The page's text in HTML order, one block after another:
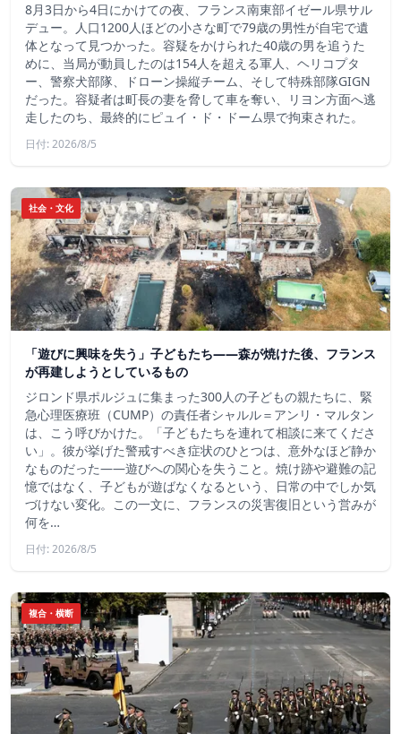
8月3日から4日にかけての夜、フランス南東部イゼール県サル
デュー。人口1200人ほどの小さな町で79歳の男性が自宅で遺
体となって見つかった。容疑をかけられた40歳の男を追うた
めに、当局が動員したのは154人を超える軍人、ヘリコプタ
ー、警察犬部隊、ドローン操縦チーム、そして特殊部隊GIGN
だった。容疑者は町長の妻を脅して車を奪い、リヨン方面へ逃
走したのち、最終的にピュイ・ド・ドーム県で拘束された。
日付: 2026/8/5
社会・文化
「遊びに興味を失う」子どもたち——森が焼けた後、フランス
が再建しようとしているもの
ジロンド県ポルジュに集まった300人の子どもの親たちに、緊
急心理医療班（CUMP）の責任者シャルル＝アンリ・マルタン
は、こう呼びかけた。「子どもたちを連れて相談に来てくださ
い」。彼が挙げた警戒すべき症状のひとつは、意外なほど静か
なものだった――遊びへの関心を失うこと。焼け跡や避難の記
憶ではなく、子どもが遊ばなくなるという、日常の中でしか気
づけない変化。この一文に、フランスの災害復旧という営みが
何を…
日付: 2026/8/5
複合・横断